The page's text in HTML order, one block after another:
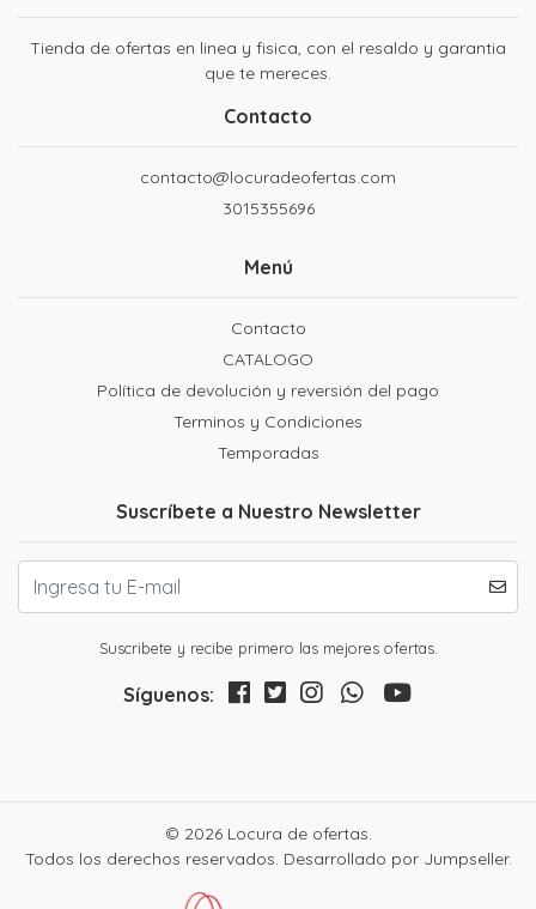
Tienda de ofertas en linea y fisica, con el resaldo y garantia
que te mereces.
Contacto
contacto@locuradeofertas.com
3015355696
Menú
Contacto
CATALOGO
Política de devolución y reversión del pago
Terminos y Condiciones
Temporadas
Suscríbete a Nuestro Newsletter
Suscribete y recibe primero las mejores ofertas.
Síguenos:
© 2026 Locura de ofertas.
Todos los derechos reservados. Desarrollado por Jumpseller.